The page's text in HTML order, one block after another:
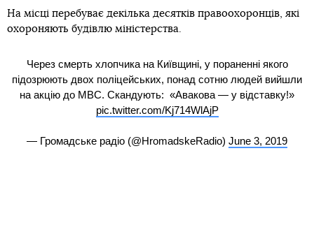
На місці перебуває декілька десятків правоохоронців, які
охороняють будівлю міністерства.
Через смерть хлопчика на Київщині, у пораненні якого
підозрюють двох поліцейських, понад сотню людей вийшли
на акцію до МВС. Скандують: «Авакова — у відставку!»
pic.twitter.com/Kj714WlAjP
— Громадське радіо (@HromadskeRadio) June 3, 2019